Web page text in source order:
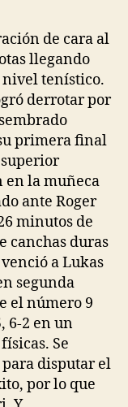
de cara al
llegando
nivel tenístico.
derrotar por
primera final
en la muñeca
ante Roger
minutos de
canchas duras
a Lukas
segunda
el número 9
6-2 en un
Se
disputar el
por lo que